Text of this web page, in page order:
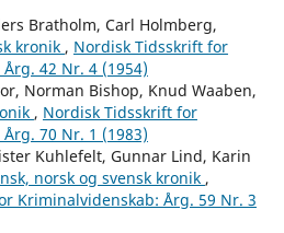
Bratholm, Carl Holmberg,
kronik , Nordisk Tidsskrift for
42 Nr. 4 (1954)
Norman Bishop, Knud Waaben,
, Nordisk Tidsskrift for
70 Nr. 1 (1983)
Kuhlefelt, Gunnar Lind, Karin
norsk og svensk kronik ,
Kriminalvidenskab: Årg. 59 Nr. 3